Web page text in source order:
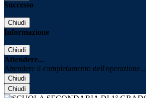
Successo
Chiudi
Informazione
Chiudi
Attendere...
Attendere il completamento dell'operazione...
Chiudi
Chiudi